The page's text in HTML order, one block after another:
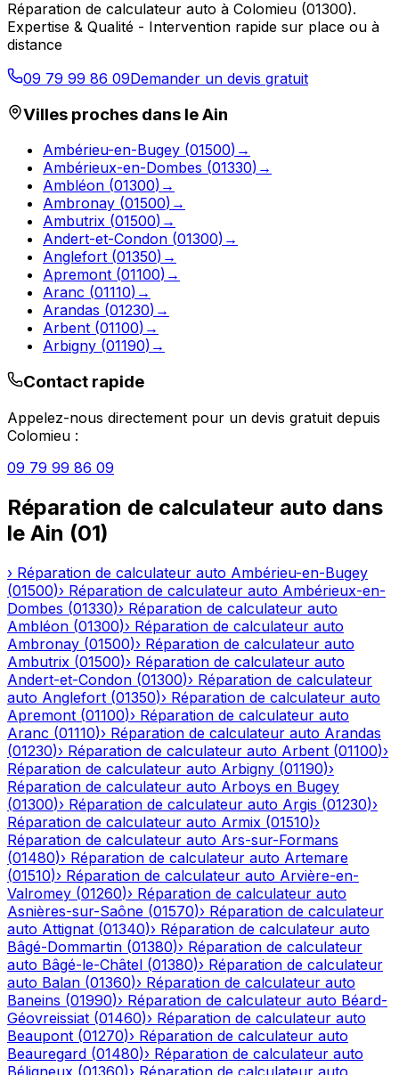
Réparation de calculateur auto à Colomieu (01300).
Expertise & Qualité - Intervention rapide sur place ou à
distance
09 79 99 86 09Demander un devis gratuit
Villes proches dans leAin
Ambérieu-en-Bugey (01500) →
Ambérieux-en-Dombes (01330) →
Ambléon (01300) →
Ambronay (01500) →
Ambutrix (01500) →
Andert-et-Condon (01300) →
Anglefort (01350) →
Apremont (01100) →
Aranc (01110) →
Arandas (01230) →
Arbent (01100) →
Arbigny (01190) →
Contact rapide
Appelez-nous directement pour un devis gratuit depuis
Colomieu :
09 79 99 86 09
Réparation de calculateur auto dans
le Ain (01)
› Réparation de calculateur auto Ambérieu-en-Bugey
(01500)› Réparation de calculateur auto Ambérieux-en-
Dombes (01330)› Réparation de calculateur auto
Ambléon (01300)› Réparation de calculateur auto
Ambronay (01500)› Réparation de calculateur auto
Ambutrix (01500)› Réparation de calculateur auto
Andert-et-Condon (01300)› Réparation de calculateur
auto Anglefort (01350)› Réparation de calculateur auto
Apremont (01100)› Réparation de calculateur auto
Aranc (01110)› Réparation de calculateur auto Arandas
(01230)› Réparation de calculateur auto Arbent (01100)›
Réparation de calculateur auto Arbigny (01190)›
Réparation de calculateur auto Arboys en Bugey
(01300)› Réparation de calculateur auto Argis (01230)›
Réparation de calculateur auto Armix (01510)›
Réparation de calculateur auto Ars-sur-Formans
(01480)› Réparation de calculateur auto Artemare
(01510)› Réparation de calculateur auto Arvière-en-
Valromey (01260)› Réparation de calculateur auto
Asnières-sur-Saône (01570)› Réparation de calculateur
auto Attignat (01340)› Réparation de calculateur auto
Bâgé-Dommartin (01380)› Réparation de calculateur
auto Bâgé-le-Châtel (01380)› Réparation de calculateur
auto Balan (01360)› Réparation de calculateur auto
Baneins (01990)› Réparation de calculateur auto Béard-
Géovreissiat (01460)› Réparation de calculateur auto
Beaupont (01270)› Réparation de calculateur auto
Beauregard (01480)› Réparation de calculateur auto
Béligneux (01360)› Réparation de calculateur auto